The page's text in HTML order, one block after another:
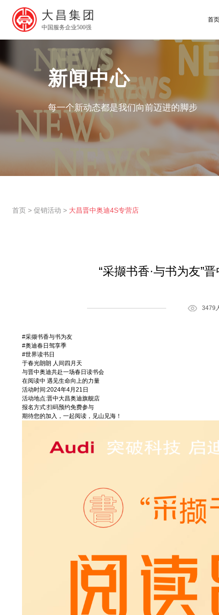
大昌集团
中国服务企业500强
首页
新闻中心
每一个新动态都是我们向前迈进的脚步
首页 > 促销活动 > 大昌晋中奥迪4S专营店
“采撷书香·与书为友”
3479
#采撷书香与书为友
#奥迪春日驾享季
#世界读书日
于春光朗朗 人间四月天
与晋中奥迪共赴一场春日读书会
在阅读中 遇见生命向上的力量
活动时间:2024年4月21日
活动地点:晋中大昌奥迪旗舰店
报名方式:扫码预约免费参与
期待您的加入，一起阅读，见山见海！